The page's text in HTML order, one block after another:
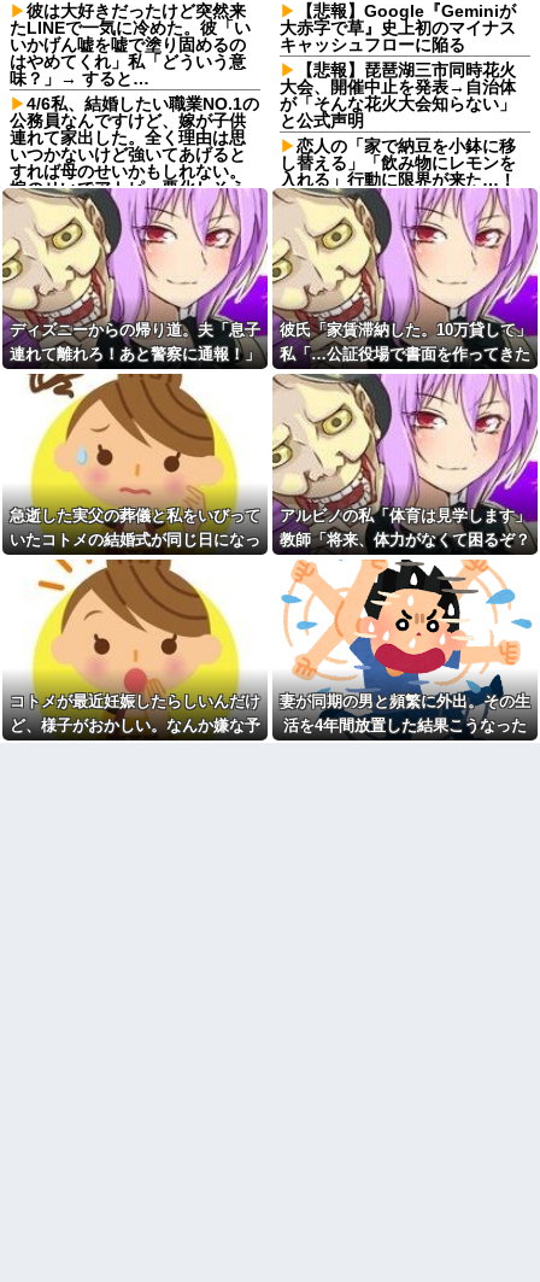
彼は大好きだったけど突然来
たLINEで一気に冷めた。彼「い
いかげん嘘を嘘で塗り固めるの
はやめてくれ」私「どういう意
味？」→ すると…
4/6私、結婚したい職業NO.1の
公務員なんですけど、嫁が子供
連れて家出した。全く理由は思
いつかないけど強いてあげると
すれば母のせいかもしれない。
嫁のせいでアトピー悪化しそう
→
彼女がアイスコーヒーを作っ
てくれたんだけど、その作り方
が貧乏くさくて冷めた・・・
主人の通帳を見たら、１０年
間仕送りしている女性がいた。
主人に問い詰めたら、白状して...
レス半年で妻の胸が小さくな
った。だが突然・・・
俺「土日は鬼ごっこしよ
う！」息子「うん！」→足が遅
かった息子と本気で遊び続けた
10年後…
17歳の女です。自分があまり
にも性格がねじ曲がっていてど
う矯正したらいいのか分かりま
せん
親をCOしホッとした。母の貶
しがない日ってこんなに笑顔で
子供の相手ができるんだ
ディズニーからの帰り道。夫
「息子連れて離れろ！あと警察
に通報！」私「助けて！」駅員
「どうしました！？」→トンデ
モナイことに…
【衝撃】ジャンポケ斉藤の妻
さん、夫の求刑7年翌日に
Instagram更新しSNS民をザワつ
かせてしまう…
【悲報】Google『Geminiが
大赤字で草』史上初のマイナス
キャッシュフローに陥る
【悲報】琵琶湖三市同時花火
大会、開催中止を発表→自治体
が「そんな花火大会知らない」
と公式声明
恋人の「家で納豆を小鉢に移
し替える」「飲み物にレモンを
入れる」行動に限界が来た…！
外では普通なのに、家だとペッ
トボトルからグラスに移したり
ストローを使う謎の「丁寧な暮
らし」感が無理ｗｗｗ
人類史上最高の優れた発明
は？
【悲報】花火大会、詐欺扱い
され大炎上中！琵琶湖三市とも
「知らない」と公式声明⇒！
「残業＝悪」と決めつける風
潮にブチ切れ！割増手当で稼げ
るボーナスタイムなのに「残業
ゼロ」を押し付けて人の収入ま
で減らすな！残業したくない奴
は勝手に定時で帰ればいいだ
ろ！！
【乞食速報】ピカチュウさ
ん、大量に「半額」になってし
まうｗｗｗｗｗ他
ものすごく混んでるコンビニ
に中年の女性が子供3人を店内に
放牧。店内を走り回ってものを
落としたりしても「こらーだめ
よー買わないよー」の声かけだ
け
姪「結婚しても子供は産まな
い」私「どうして？」→理由を
聞いてみると、思わず少子化の
現実を考えさせられて…
【唖然】浮気バレた旦那が嫁
ディズニーからの帰り道。夫「息子
連れて離れろ！あと警察に通報！」
私「助けて！」駅員「どうしまし
た！？」→トンデモナイことに…
彼氏「家賃滞納した。10万貸して」
私「…公証役場で書面を作ってきた
ら考える」→結果・・・
急逝した実父の葬儀と私をいびって
いたコトメの結婚式が同じ日になっ
てしまった。無理にでも来いと言わ
れてしまい...
アルビノの私「体育は見学します」
教師「将来、体力がなくて困るぞ？
我慢して走れ！」→結果、膝を痛め
て・・・
コトメが最近妊娠したらしいんだけ
ど、様子がおかしい。なんか嫌な予
妻が同期の男と頻繁に外出。その生
活を4年間放置した結果こうなった